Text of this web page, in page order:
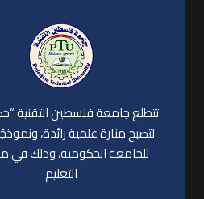
تتطلع جامعة فلسطين التقنية
لتصبح منارة علمية رائدة،
للجامعة الحكومية، وذلك في
التعليم